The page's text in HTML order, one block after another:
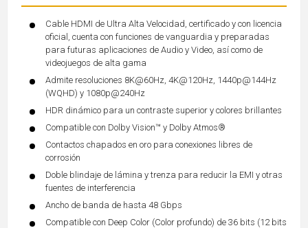
Cable HDMI de Ultra Alta Velocidad, certificado y con licencia
oficial, cuenta con funciones de vanguardia y preparadas
para futuras aplicaciones de Audio y Video, así como de
videojuegos de alta gama
Admite resoluciones 8K@60Hz, 4K@120Hz, 1440p@144Hz
(WQHD) y 1080p@240Hz
HDR dinámico para un contraste superior y colores brillantes
Compatible con Dolby Vision™ y Dolby Atmos®
Contactos chapados en oro para conexiones libres de
corrosión
Doble blindaje de lámina y trenza para reducir la EMI y otras
fuentes de interferencia
Ancho de banda de hasta 48 Gbps
Compatible con Deep Color (Color profundo) de 36 bits (12 bits